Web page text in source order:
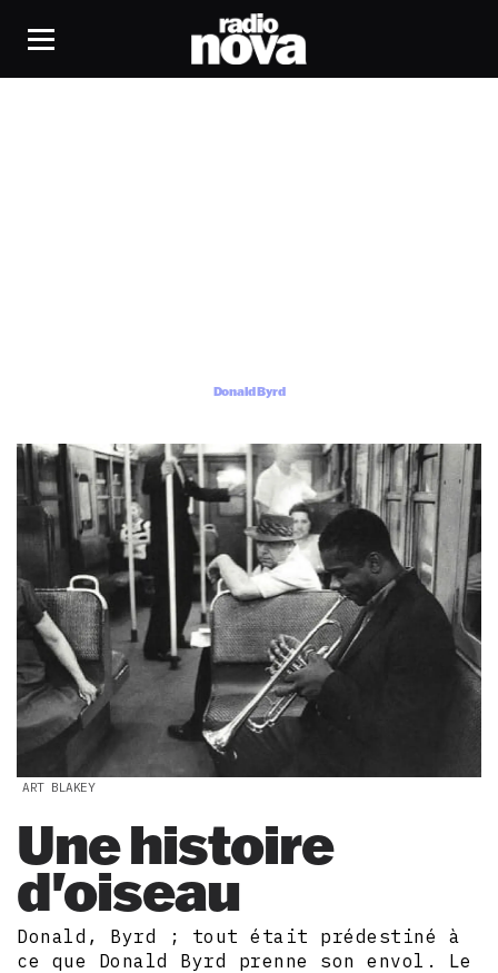
Donald Byrd
ART BLAKEY
Une histoire
d'oiseau
Donald, Byrd ; tout était prédestiné à
ce que Donald Byrd prenne son envol. Le